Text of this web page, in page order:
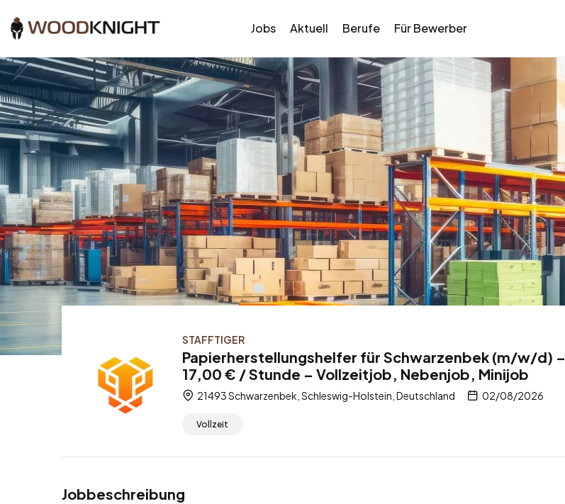
Jobs Aktuell Berufe Für Bewerber
STAFFTIGER
Papierherstellungshelfer für Schwarzenbek (m/w/d) –
17,00 € / Stunde – Vollzeitjob, Nebenjob, Minijob
21493 Schwarzenbek, Schleswig-Holstein, Deutschland 02/08/2026
Vollzeit
Jobbeschreibung